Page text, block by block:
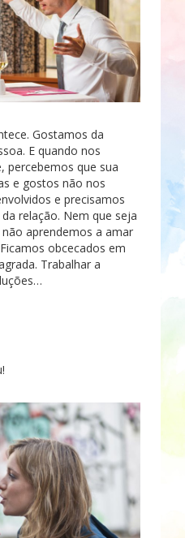
Gostamos da
E quando nos
percebemos que sua
e gostos não nos
e precisamos
relação. Nem que seja
aprendemos a amar
obcecados em
Trabalhar a